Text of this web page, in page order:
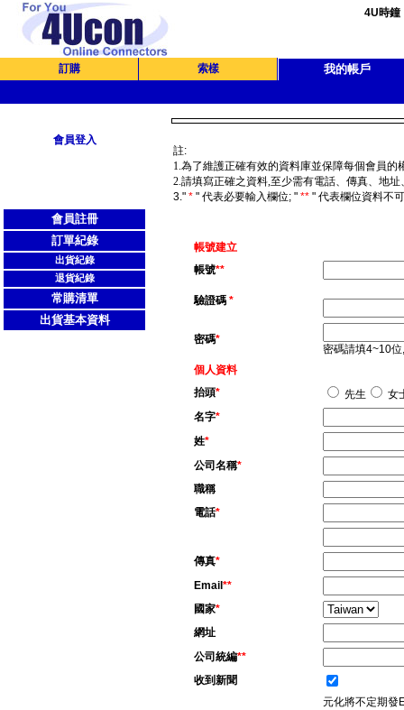
4U時鐘
訂購 索樣 我的帳戶
會員登入
會員註冊
訂單紀錄
出貨紀錄
退貨紀錄
常購清單
出貨基本資料
註:
1.為了維護正確有效的資料庫並保障每個會員
2.請填寫正確之資料,至少需有電話、傳真、地
3."* " 代表必要輸入欄位; "** " 代表欄位資料不
帳號建立
帳號**
驗證碼 *
密碼*
密碼請填4~10
個人資料
抬頭* 先生
女
名字*
姓*
公司名稱*
職稱
電話*
傳真*
Email **
國家*
網址
公司統編**
收到新聞
元化將不定期發